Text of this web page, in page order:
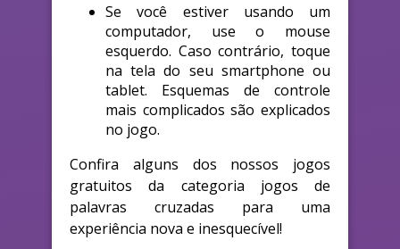
Se você estiver usando um
computador, use o mouse
esquerdo. Caso contrário, toque
na tela do seu smartphone ou
tablet. Esquemas de controle
mais complicados são explicados
no jogo.
Confira alguns dos nossos jogos
gratuitos da categoria jogos de
palavras cruzadas para uma
experiência nova e inesquecível!